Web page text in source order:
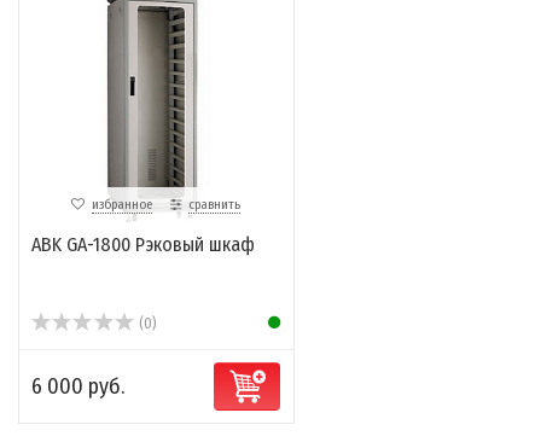
избранное сравнить
ABK GA-1800 Рэковый шкаф
(0)
6 000 руб.